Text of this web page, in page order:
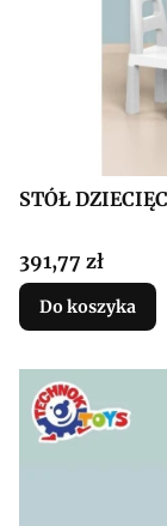
STÓŁ
Cena
391,77 zł
Do koszyka